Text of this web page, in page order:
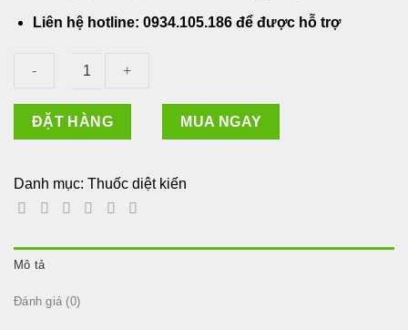
Liên hệ hotline: 0934.105.186để được hỗ trợ
Gel
maxforce
số
ĐẶT HÀNG MUA NGAY
Danh mục: Thuốc diệt kiến
Mô tả
Đánh giá (0)